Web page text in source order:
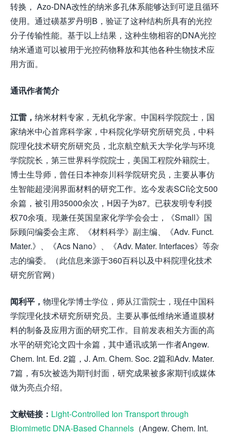
转换， Azo-DNA改性的纳米多孔体系能够达到可逆且循环
使用。通过磺基罗丹明B，验证了这种结构所具有的光控
分子传输性能。基于以上结果，这种生物相容的DNA光控
纳米通道可以被用于光控药物释放和其他各种生物技术应
用方面。
通讯作者简介
江雷， 纳米材料专家，无机化学家。中国科学院院士，国
家纳米中心首席科学家，中科院化学研究所研究员，中科
院理化技术研究所研究员，北京航空航天大学化学与环境
学院院长，第三世界科学院院士，美国工程院外籍院士。
博士生导师，曾任日本神奈川科学院研究员，主要从事仿
生智能超浸润界面材料的研究工作。迄今发表SCI论文500
余篇，被引用35000余次，H因子为87。已获发明专利授
权70余项。现兼任英国皇家化学学会会士，《Small》国
际顾问编委会主席、《材料科学》副主编、《Adv. Funct.
Mater.》、《Acs Nano》、《Adv. Mater. Interfaces》等杂
志的编委。（此信息来源于360百科以及中科院理化技术
研究所官网）
闻利平， 物理化学博士学位，师从江雷院士，现任中国科
学院理化技术研究所研究员。主要从事低维纳米通道膜材
料的制备及应用方面的研究工作。目前发表相关方面的高
水平的研究论文四十余篇，其中通讯或第一作者Angew.
Chem. Int. Ed. 2篇，J. Am. Chem. Soc. 2篇和Adv. Mater.
7篇，有5次被选为期刊封面，研究成果被多家期刊或媒体
做为亮点介绍。
文献链接： Light-Controlled Ion Transport through
Biomimetic DNA-Based Channels （Angew. Chem. Int.